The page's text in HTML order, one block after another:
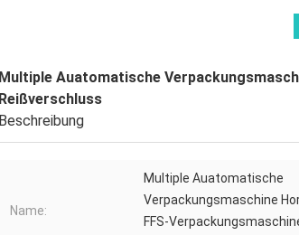
Multiple Auatomatische
Reißverschluss
Beschreibung
Name:
Multiple Auatomatische
Verpackungsmaschine
FFS-